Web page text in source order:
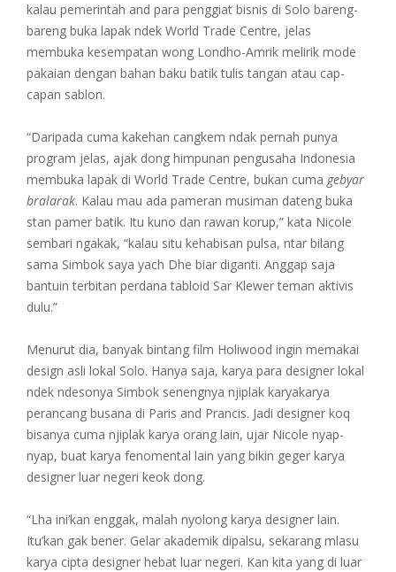
kalau pemerintah and para penggiat bisnis di Solo bareng-
bareng buka lapak ndek World Trade Centre, jelas
membuka kesempatan wong Londho-Amrik melirik mode
pakaian dengan bahan baku batik tulis tangan atau cap-
capan sablon.
“Daripada cuma kakehan cangkem ndak pernah punya
program jelas, ajak dong himpunan pengusaha Indonesia
membuka lapak di World Trade Centre, bukan cuma gebyar
bralarak. Kalau mau ada pameran musiman dateng buka
stan pamer batik. Itu kuno dan rawan korup,” kata Nicole
sembari ngakak, “kalau situ kehabisan pulsa, ntar bilang
sama Simbok saya yach Dhe biar diganti. Anggap saja
bantuin terbitan perdana tabloid Sar Klewer teman aktivis
dulu.”
Menurut dia, banyak bintang film Holiwood ingin memakai
design asli lokal Solo. Hanya saja, karya para designer lokal
ndek ndesonya Simbok senengnya njiplak karyakarya
perancang busana di Paris and Prancis. Jadi designer koq
bisanya cuma njiplak karya orang lain, ujar Nicole nyap-
nyap, buat karya fenomental lain yang bikin geger karya
designer luar negeri keok dong.
“Lha ini’kan enggak, malah nyolong karya designer lain.
Itu’kan gak bener. Gelar akademik dipalsu, sekarang mlasu
karya cipta designer hebat luar negeri. Kan kita yang di luar